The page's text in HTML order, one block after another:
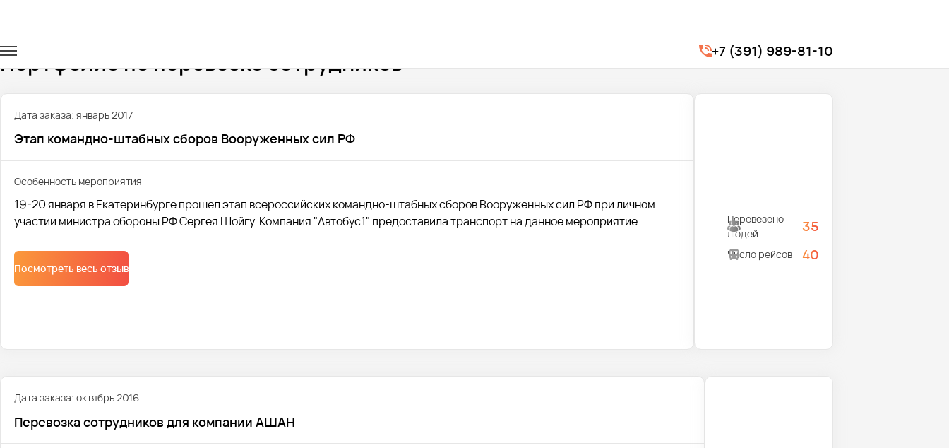
+7 (391) 989-81-10
Портфолио по перевозке сотрудников
Дата заказа: январь 2017
Этап командно-штабных сборов Вооруженных сил РФ
Особенность мероприятия
19-20 января в Екатеринбурге прошел этап всероссийских командно-штабных сборов Вооруженных сил РФ при личном
участии министра обороны РФ Сергея Шойгу. Компания "Автобус1" предоставила транспорт на данное мероприятие.
Посмотреть весь отзыв
Перевезено
людей
35
Число рейсов 40
Дата заказа: октябрь 2016
Перевозка сотрудников для компании АШАН